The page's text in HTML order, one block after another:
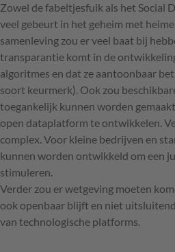
Zowel de fabeltjesfuik als het Social
veel gebeurt in het geheim met
samenleving zou er veel baat bij
transparantie komt in de
algoritmes en dat ze aantoonbaar
soort keurmerk). Ook zou
toegankelijk kunnen worden
open dataplatform te ontwikkelen.
complex. Voor kleine bedrijven en
kunnen worden ontwikkeld om een
stimuleren.
Verder zou er wetgeving moeten
ook openbaar blijft en niet
van technologische platforms.